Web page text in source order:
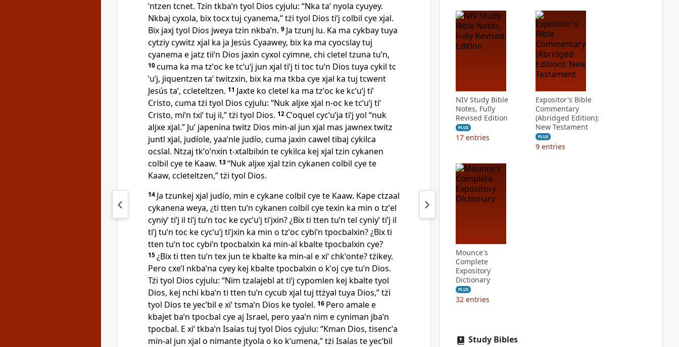
ˈntzen tcnet. Tzin tkbaˈn tyol Dios cyjulu: “Nka taˈ nyola cyuyey.
Nkbaj cyxola, bix tocx tuj cyanema,” tz̈i tyol Dios tiˈj colbil cye xjal.
Bix jaxj tyol Dios jweya tzin nkbaˈn. 9 Ja tzunj lu. Ka ma cykbay tuya
cytziy cywitz xjal ka ja Jesús Cyaawey, bix ka ma cyocslay tuj
cyanema e jatz tiiˈn Dios jaxin cyxol cyimne, chi cletel tzuna tuˈn,
10cuma ka ma tzˈoc ke tcˈuˈj jun xjal tiˈj ti toc tuˈn Dios tuya cykil tc
ˈuˈj, jiquentzen taˈ twitzxin, bix ka ma tkba cye xjal ka tuj tcwent
Jesús taˈ, ccleteltzen. 11 Jaxte ko cletel ka ma tzˈoc ke kcˈuˈj tiˈ
Cristo, cuma tz̈i tyol Dios cyjulu: “Nuk aljxe xjal n‑oc ke tcˈuˈj tiˈ
Cristo, miˈn txiˈ tuj il,” tz̈i tyol Dios. 12 Cˈoquel cycˈuˈja tiˈj yol “nuk
aljxe xjal.” Juˈ japenina twitz Dios min‑al jun xjal mas jawnex twitz
juntl xjal, judíole, yaaˈnle judío, cuma jaxin cawel tibaj cykilca
ocslal. Ntzaj tkˈoˈnxin t‑xtalbilxin te cykilca kej xjal tzin cykanen
colbil cye te Kaaw. 13“Nuk aljxe xjal tzin cykanen colbil cye te
Kaaw, ccleteltzen,” tz̈i tyol Dios.
14 Ja tzunkej xjal judío, min e cykane colbil cye te Kaaw. Kape ctzaal
cykanena weya, ¿ti tten tuˈn cykanen colbil cye texin ka min o tzˈel
cyniyˈ tiˈj il tiˈj tuˈn toc ke cycˈuˈj tiˈjxin? ¿Bix ti tten tuˈn tel cyniyˈ tiˈj il
tiˈj tuˈn toc ke cycˈuˈj tiˈjxin ka min o tzˈoc cybiˈn tpocbalxin? ¿Bix ti
tten tuˈn toc cybiˈn tpocbalxin ka min‑al kbalte tpocbalxin cye?
15¿Bix ti tten tuˈn tex jun te kbalte ka min‑al e xiˈ chkˈonte? tz̈ikey.
Pero cxeˈl nkbaˈna cyey kej kbalte tpocbalxin o kˈoj cye tuˈn Dios.
Tz̈i tyol Dios cyjulu: “Nim tzalajebl at tiˈj cypomlen kej kbalte tyol
Dios, kej nchi kbaˈn ti tten tuˈn cycub xjal tuj ttz̈yal tuya Dios,” tz̈i
tyol Dios te yecˈbil e xiˈ tsmaˈn Dios ke tyolel. 16 Pero amale e
kbajet baˈn tpocbal cye aj Israel, pero yaaˈn nim e cyniman jbaˈn
tpocbal. E xiˈ tkbaˈn Isaías tuj tyol Dios cyjulu: “Kman Dios, tisencˈa
min‑al jun xjal o nimante jtyola o ko kˈumena,” tz̈i Isaías te yecˈbil
NIV Study Bible
Notes, Fully
Revised Edition
PLUS
17 entries
Expositor's Bible
Commentary
(Abridged Edition):
New Testament
PLUS
9 entries
Mounce's
Complete
Expository
Dictionary
PLUS
32 entries
Study Bibles